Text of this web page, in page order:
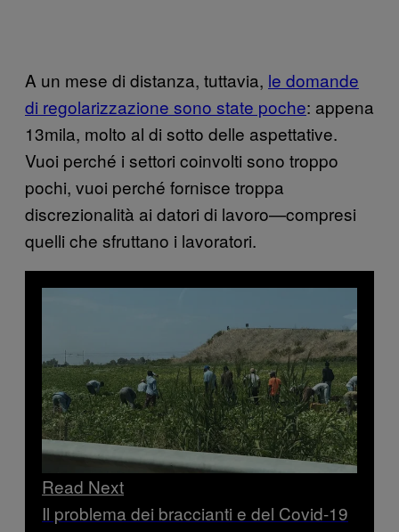
A un mese di distanza, tuttavia, le domande
di regolarizzazione sono state poche: appena
13mila, molto al di sotto delle aspettative.
Vuoi perché i settori coinvolti sono troppo
pochi, vuoi perché fornisce troppa
discrezionalità ai datori di lavoro—compresi
quelli che sfruttano i lavoratori.
Read Next
Il problema dei braccianti e del Covid-19